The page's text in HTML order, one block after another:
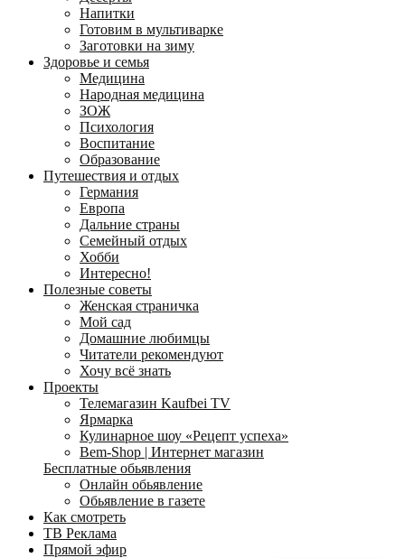
Напитки
Готовим в мультиварке
Заготовки на зиму
Здоровье и семья
Медицина
Народная медицина
ЗОЖ
Психология
Воспитание
Образование
Путешествия и отдых
Германия
Европа
Дальние страны
Семейный отдых
Хобби
Интересно!
Полезные советы
Женская страничка
Мой сад
Домашние любимцы
Читатели рекомендуют
Хочу всё знать
Проекты
Телемагазин Kaufbei TV
Ярмарка
Кулинарное шоу «Рецепт успеха»
Bem-Shop | Интернет магазин
Бесплатные обьявления
Онлайн обьявление
Обьявление в газете
Как смотреть
ТВ Реклама
Прямой эфир